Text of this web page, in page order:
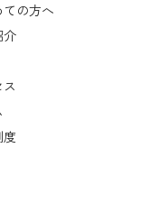
ての方へ
介
度